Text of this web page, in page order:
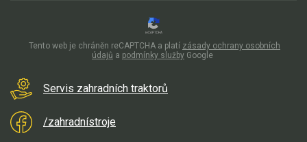
Servis zahradních traktorů
/zahradnístroje
Tento web je chráněn reCAPTCHA a platí zásady ochrany osobních
údajů a podmínky služby Google